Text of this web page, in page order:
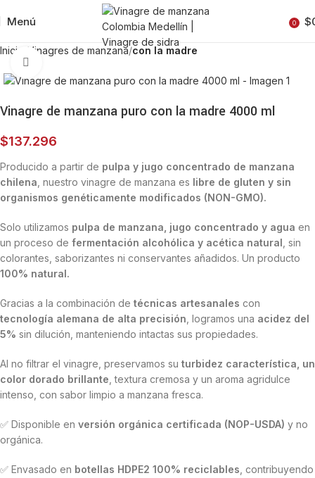
Menú 0 $
Inicio Vinagres de manzana con la madre
Vinagre de manzana puro con la madre 4000 ml
$137.296
Producido a partir de pulpa y jugo concentrado de manzana
chilena , nuestro vinagre de manzana es libre de gluten y sin
organismos genéticamente modificados (NON-GMO).
Solo utilizamos pulpa de manzana, jugo concentrado y agua en
un proceso de fermentación alcohólica y acética natural , sin
colorantes, saborizantes ni conservantes añadidos. Un producto
100% natural.
Gracias a la combinación de técnicas artesanales con
tecnología alemana de alta precisión , logramos una acidez del
5% sin dilución, manteniendo intactas sus propiedades.
Al no filtrar el vinagre, preservamos su turbidez característica, un
color dorado brillante , textura cremosa y un aroma agridulce
intenso, con sabor limpio a manzana fresca.
✅ Disponible en versión orgánica certificada (NOP-USDA) y no
orgánica.
✅ Envasado en botellas HDPE2 100% reciclables , contribuyendo